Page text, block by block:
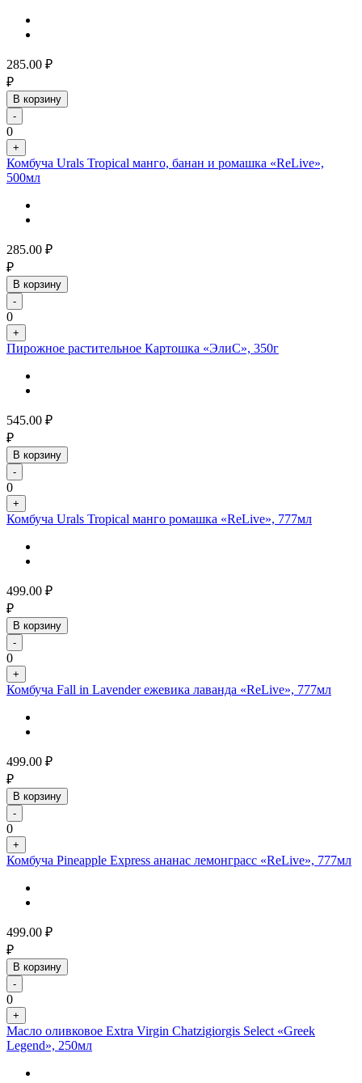
285.00 ₽
₽
В корзину
-
0
+
Комбуча Urals Tropical манго, банан и ромашка «ReLive»,
500мл
285.00 ₽
₽
В корзину
-
0
+
Пирожное растительное Картошка «ЭлиС», 350г
545.00 ₽
₽
В корзину
-
0
+
Комбуча Urals Tropical манго ромашка «ReLive», 777мл
499.00 ₽
₽
В корзину
-
0
+
Комбуча Fall in Lavender ежевика лаванда «ReLive», 777мл
499.00 ₽
₽
В корзину
-
0
+
Комбуча Pineapple Express ананас лемонграсс «ReLive», 777мл
499.00 ₽
₽
В корзину
-
0
+
Масло оливковое Extra Virgin Chatzigiorgis Select «Greek
Legend», 250мл